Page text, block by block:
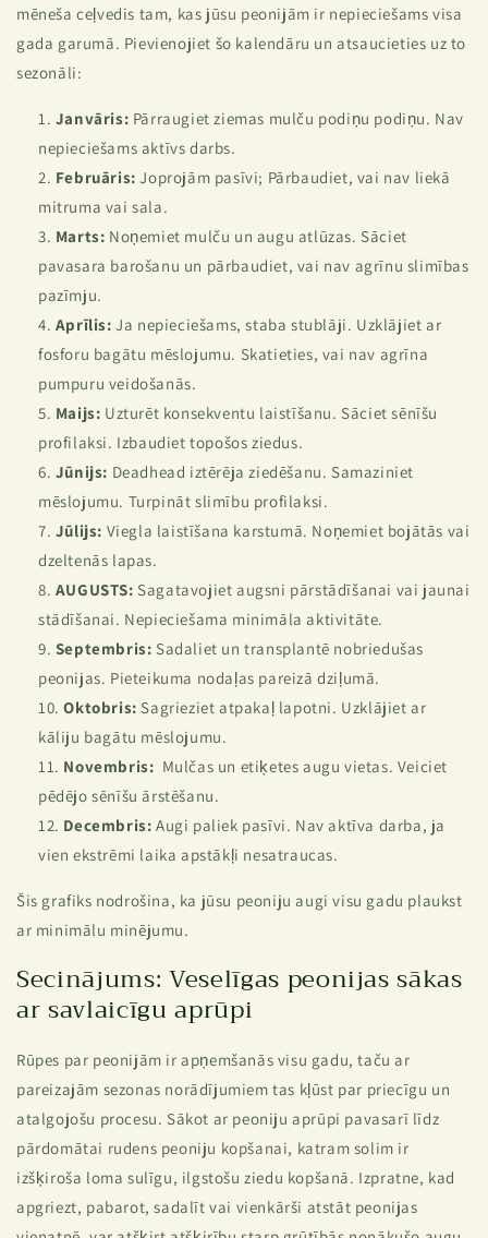
mēneša ceļvedis tam, kas jūsu peonijām ir nepieciešams visa
gada garumā. Pievienojiet šo kalendāru un atsaucieties uz to
sezonāli:
Janvāris: Pārraugiet ziemas mulču podiņu podiņu. Nav
nepieciešams aktīvs darbs.
Februāris: Joprojām pasīvi; Pārbaudiet, vai nav liekā
mitruma vai sala.
Marts: Noņemiet mulču un augu atlūzas. Sāciet
pavasara barošanu un pārbaudiet, vai nav agrīnu slimības
pazīmju.
Aprīlis: Ja nepieciešams, staba stublāji. Uzklājiet ar
fosforu bagātu mēslojumu. Skatieties, vai nav agrīna
pumpuru veidošanās.
Maijs: Uzturēt konsekventu laistīšanu. Sāciet sēnīšu
profilaksi. Izbaudiet topošos ziedus.
Jūnijs: Deadhead iztērēja ziedēšanu. Samaziniet
mēslojumu. Turpināt slimību profilaksi.
Jūlijs: Viegla laistīšana karstumā. Noņemiet bojātās vai
dzeltenās lapas.
AUGUSTS: Sagatavojiet augsni pārstādīšanai vai jaunai
stādīšanai. Nepieciešama minimāla aktivitāte.
Septembris: Sadaliet un transplantē nobriedušas
peonijas. Pieteikuma nodaļas pareizā dziļumā.
Oktobris: Sagrieziet atpakaļ lapotni. Uzklājiet ar
kāliju bagātu mēslojumu.
Novembris: Mulčas un etiķetes augu vietas. Veiciet
pēdējo sēnīšu ārstēšanu.
Decembris: Augi paliek pasīvi. Nav aktīva darba, ja
vien ekstrēmi laika apstākļi nesatraucas.
Šis grafiks nodrošina, ka jūsu peoniju augi visu gadu plaukst
ar minimālu minējumu.
Secinājums: Veselīgas peonijas sākas
ar savlaicīgu aprūpi
Rūpes par peonijām ir apņemšanās visu gadu, taču ar
pareizajām sezonas norādījumiem tas kļūst par priecīgu un
atalgojošu procesu. Sākot ar peoniju aprūpi pavasarī līdz
pārdomātai rudens peoniju kopšanai, katram solim ir
izšķiroša loma sulīgu, ilgstošu ziedu kopšanā. Izpratne, kad
apgriezt, pabarot, sadalīt vai vienkārši atstāt peonijas